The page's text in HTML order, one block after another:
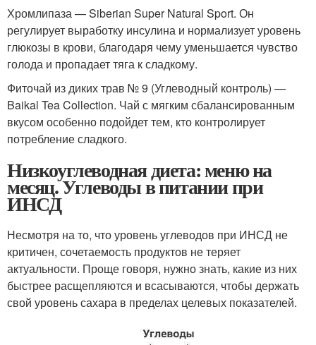
Хромлипаза — Siberian Super Natural Sport. Он
регулирует выработку инсулина и нормализует уровень
глюкозы в крови, благодаря чему уменьшается чувство
голода и пропадает тяга к сладкому.
Фиточай из диких трав № 9 (Углеводный контроль) —
Baikal Tea Collection. Чай с мягким сбалансированным
вкусом особенно подойдет тем, кто контролирует
потребление сладкого.
Низкоуглеводная диета: меню на
месяц. Углеводы в питании при
ИНСД
Несмотря на то, что уровень углеводов при ИНСД не
критичен, сочетаемость продуктов не теряет
актуальности. Проще говоря, нужно знать, какие из них
быстрее расщепляются и всасываются, чтобы держать
свой уровень сахара в пределах целевых показателей.